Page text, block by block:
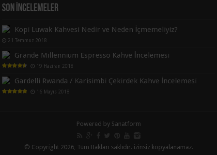
Son İncelemeler
Kopi Luwak Kahvesi Nedir ve Neden İçmemeliyiz?
21 Temmuz 2018
Grande Millennium Espresso Kahve İncelemesi
19 Haziran 2018
Gardelli Rwanda / Karisimbi Çekirdek Kahve İncelemesi
16 Mayıs 2018
Powered by Sanatform
© Copyright 2026, Tüm Hakları saklıdır. izinsiz kopyalanamaz.